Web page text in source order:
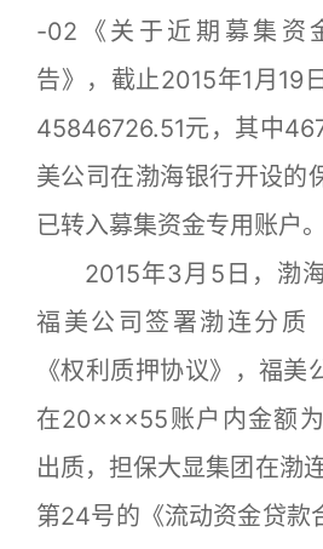
-02《关于近期募集资
告》，截止2015年1月19
45846726.51元，其中
美公司在渤海银行开设的
已转入募集资金专用账户。
2015年3月5日，渤海
福美公司签署渤连分质
《权利质押协议》，福美
在20×××55账户内金额
出质，担保大显集团在渤
第24号的《流动资金贷款